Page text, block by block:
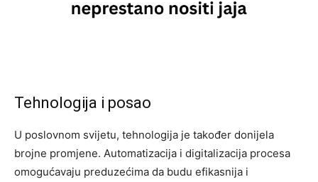
Tehnologija i posao
U poslovnom svijetu, tehnologija je također donijela
brojne promjene. Automatizacija i digitalizacija procesa
omogućavaju preduzećima da budu efikasnija i